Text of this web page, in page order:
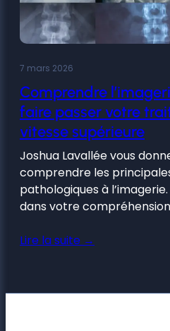
7 mars 2026
Comprendre
faire passer votre
vitesse supérieure
Joshua Lavallée vous
comprendre les
pathologiques à
dans votre
Lire la suite →